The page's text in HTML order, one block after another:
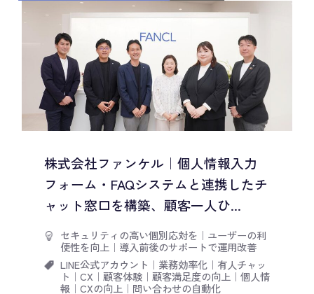
株式会社ファンケル｜個人情報入力
フォーム・FAQシステムと連携したチ
ャット窓口を構築、顧客一人ひ...
セキュリティの高い個別応対を ｜ ユーザーの利
便性を向上 ｜ 導入前後のサポートで運用改善
LINE公式アカウント ｜ 業務効率化｜ 有人チャッ
ト ｜ CX｜ 顧客体験｜ 顧客満足度の向上｜ 個人情
報｜ CXの向上｜ 問い合わせの自動化